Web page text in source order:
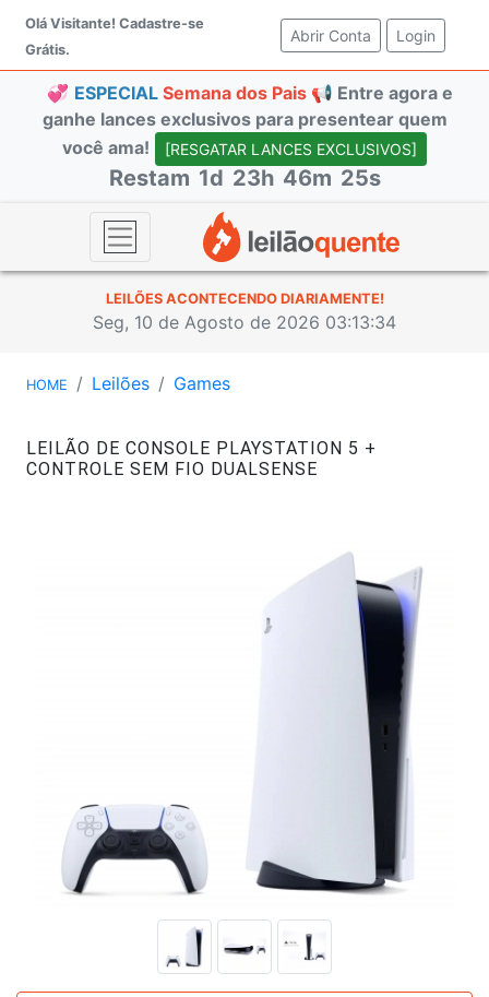
Olá Visitante! Cadastre-se
Grátis.
Abrir Conta (current)
Login
💞 ESPECIAL Semana dos Pais 📢 Entre agora e
ganhe lances exclusivos para presentear quem
você ama!
[RESGATAR LANCES EXCLUSIVOS]
Restam 1d 23h 46m 24s
LEILÕES ACONTECENDO DIARIAMENTE!
Seg, 10 de Agosto de 2026 03:13:35
HOME Leilões Games
LEILÃO DE CONSOLE PLAYSTATION 5 +
CONTROLE SEM FIO DUALSENSE